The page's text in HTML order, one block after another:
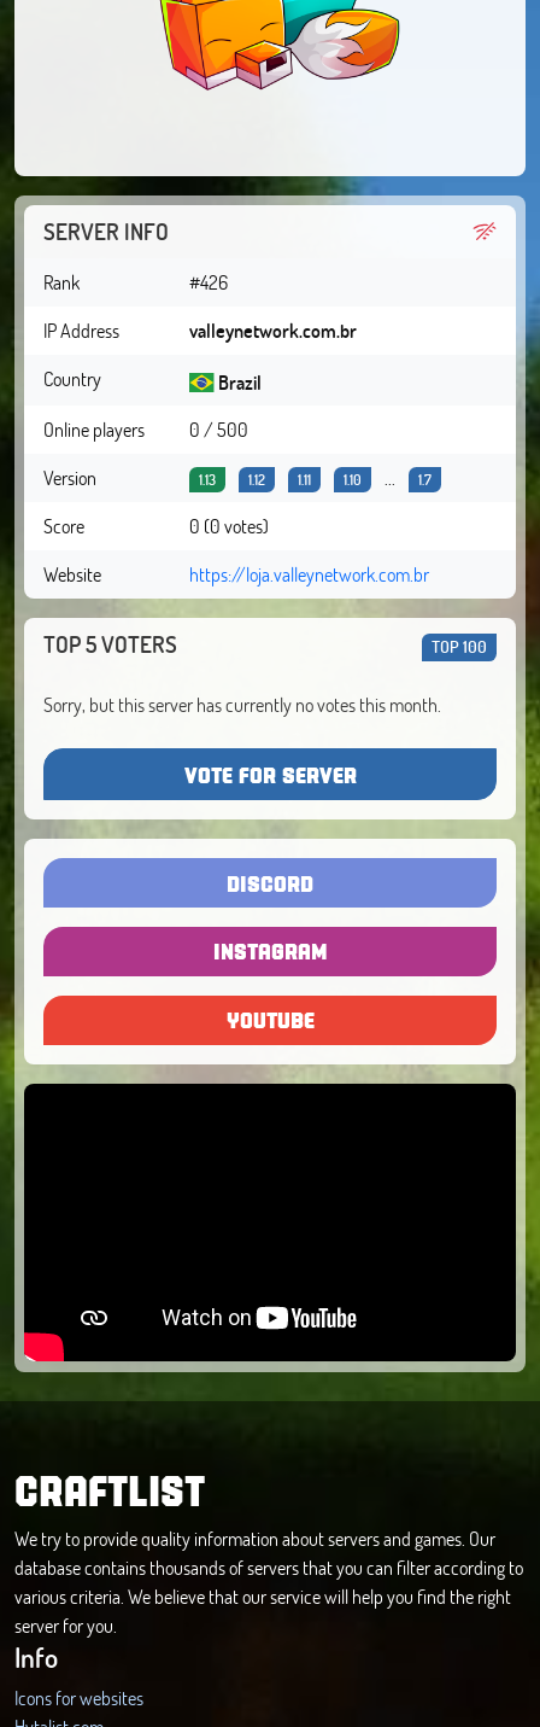
SERVER INFO
Rank
#426
IP Address
valleynetwork.com.br
Country
Brazil
Online players
0 / 500
Version
1.13 1.12 1.11 1.10 ... 1.7
Score
0 (0 votes)
Website
https://loja.valleynetwork.com.br
TOP 5 VOTERS TOP 100
Sorry, but this server has currently no votes this month.
VOTE FOR SERVER
DISCORD
INSTAGRAM
YOUTUBE
CRAFTLIST
We try to provide quality information about servers and games. Our
database contains thousands of servers that you can filter according to
various criteria. We believe that our service will help you find the right
server for you.
Info
Icons for websites